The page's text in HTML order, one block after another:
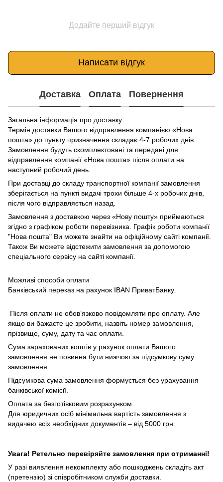
Додайте перший відгук
Написати відгук
Доставка Оплата Повернення
Загальна інформація про доставку
Термін доставки Вашого відправлення компанією «Нова
пошта» до пункту призначення складає 4-7 робочих днів.
Замовлення будуть скомплектовані та передані для
відправлення компанії «Нова пошта» після оплати на
наступний робочий день.
При доставці до складу транспортної компанії замовлення
зберігається на пункті видачі трохи більше 4-х робочих днів,
після чого відправляється назад.
Замовлення з доставкою через «Нову пошту» приймаються
згідно з графіком роботи перевізника. Графік роботи компанії
"Нова пошта" Ви можете знайти на офіційному сайті компанії.
Також Ви можете відстежити замовлення за допомогою
спеціального сервісу на сайті компанії.
Можливі способи оплати
Банківський переказ на рахунок IBAN ПриватБанку.
Після оплати не обов’язково повідомляти про оплату. Але
якщо ви бажаєте це зробити, назвіть номер замовлення,
прізвище, суму, дату та час оплати.
Сума зарахованих коштів у рахунок оплати Вашого
замовлення не повинна бути нижчою за підсумкову суму
замовлення.
Підсумкова сума замовлення формується без урахування
банківської комісії.
Оплата за безготівковим розрахунком.
Для юридичних осіб мінімальна вартість замовлення з
видачею всіх необхідних документів – від 5000 грн.
Увага! Ретельно перевіряйте замовлення при отриманні!
У разі виявлення некомплекту або пошкоджень складіть акт
(претензію) зі співробітником служби доставки.